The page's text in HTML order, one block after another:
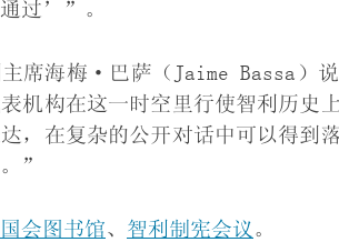
过’”。
席海梅·巴萨（Jaime Bassa）
机构在这一时空里行使智利历史
，在复杂的公开对话中可以得到
”
会图书馆、 智利制宪会议 。